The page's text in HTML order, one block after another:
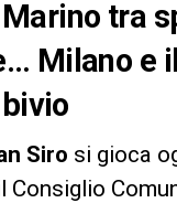
tra
Milano e
Siro si gioca
Consiglio